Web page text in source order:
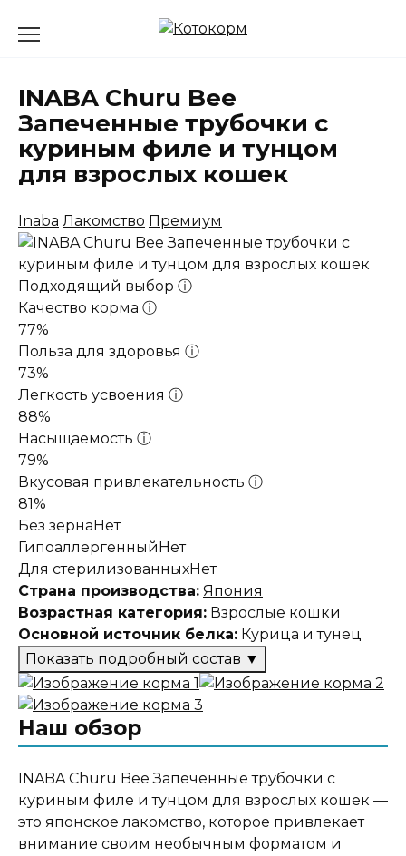
INABA Churu Bee
Запеченные трубочки с
куриным филе и тунцом
для взрослых кошек
Inaba Лакомство Премиум
Подходящий выбор ⓘ
Качество корма ⓘ
77%
Польза для здоровья ⓘ
73%
Легкость усвоения ⓘ
88%
Насыщаемость ⓘ
79%
Вкусовая привлекательность ⓘ
81%
Без зернаНет
ГипоаллергенныйНет
Для стерилизованныхНет
Страна производства: Япония
Возрастная категория: Взрослые кошки
Основной источник белка: Курица и тунец
Показать подробный состав ▼
Состав корма
куриное филе, тунец Кацуо, кацуобуси,
куриный жир, крахмал, яичный белок, экстракт
курицы, дрожжевой экстракт, агар-агар,
казеинат натрия (молочный белок),
полисахариды, витамин E, экстракт зеленого
чая, красный ферментированный рис
Наш обзор
INABA Churu Bee Запеченные трубочки с
куриным филе и тунцом для взрослых кошек —
это японское лакомство, которое привлекает
внимание своим необычным форматом и